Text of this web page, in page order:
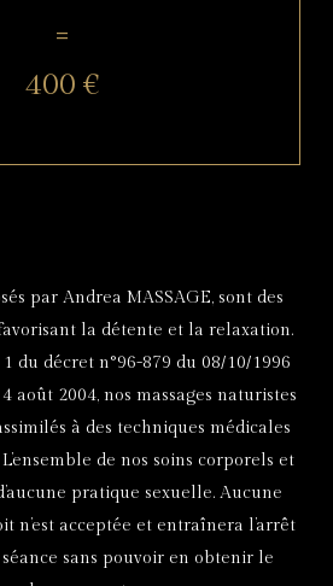
=
400 €
par Andrea MASSAGE, sont des
la détente et la relaxation.
du décret n°96-879 du 08/10/1996
août 2004, nos massages naturistes
à des techniques médicales
de nos soins corporels et
pratique sexuelle. Aucune
n’est acceptée et entraînera l’arrêt
sans pouvoir en obtenir le